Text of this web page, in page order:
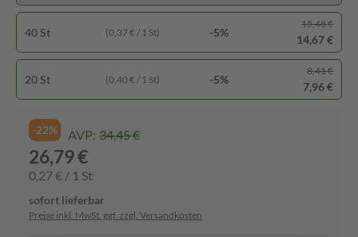
40 St (0,37 € / 1 St) -5%
15,48 €
14,67 €
20 St (0,40 € / 1 St) -5%
8,41 €
7,96 €
-22% AVP: 34,45 €
26,79 €
0,27 € / 1 St
sofort lieferbar
Preise inkl. MwSt. ggf. zzgl. Versandkosten